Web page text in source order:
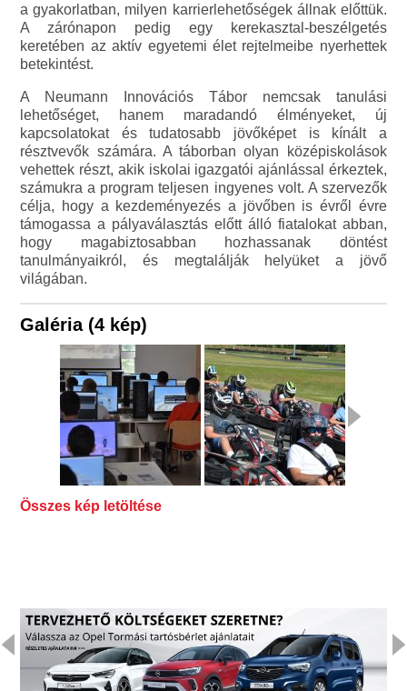
a gyakorlatban, milyen karrierlehetőségek állnak előttük.
A zárónapon pedig egy kerekasztal-beszélgetés
keretében az aktív egyetemi élet rejtelmeibe nyerhettek
betekintést.
A Neumann Innovációs Tábor nemcsak tanulási
lehetőséget, hanem maradandó élményeket, új
kapcsolatokat és tudatosabb jövőképet is kínált a
résztvevők számára. A táborban olyan középiskolások
vehettek részt, akik iskolai igazgatói ajánlással érkeztek,
számukra a program teljesen ingyenes volt. A szervezők
célja, hogy a kezdeményezés a jövőben is évről évre
támogassa a pályaválasztás előtt álló fiatalokat abban,
hogy magabiztosabban hozhassanak döntést
tanulmányaikról, és megtalálják helyüket a jövő
világában.
Galéria (4 kép)
Összes kép letöltése